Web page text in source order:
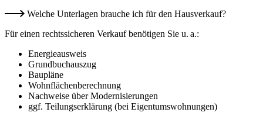
Welche Unterlagen brauche ich für den Hausverkauf?
Für einen rechtssicheren Verkauf benötigen Sie u. a.:
Energieausweis
Grundbuchauszug
Baupläne
Wohnflächenberechnung
Nachweise über Modernisierungen
ggf. Teilungserklärung (bei Eigentumswohnungen)